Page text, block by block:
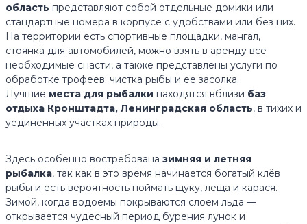
область представляют собой отдельные домики или
стандартные номера в корпусе с удобствами или без них.
На территории есть спортивные площадки, мангал,
стоянка для автомобилей, можно взять в аренду все
необходимые снасти, а также представлены услуги по
обработке трофеев: чистка рыбы и ее засолка.
Лучшие места для рыбалки находятся вблизи баз
отдыха Кронштадта, Ленинградская область, в тихих и
уединенных участках природы.
Здесь особенно востребована зимняя и летняя
рыбалка, так как в это время начинается богатый клёв
рыбы и есть вероятность поймать щуку, леща и карася.
Зимой, когда водоемы покрываются слоем льда —
открывается чудесный период бурения лунок и